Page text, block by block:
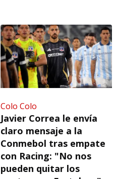
Colo Colo
Javier Correa le envía
claro mensaje a la
Conmebol tras empate
con Racing: "No nos
pueden quitar los